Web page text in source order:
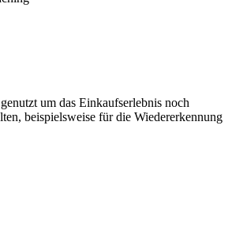
um das Einkaufserlebnis noch
beispielsweise für die Wiedererkennung